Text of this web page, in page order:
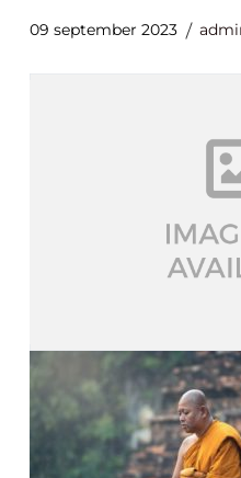
09 september 2023